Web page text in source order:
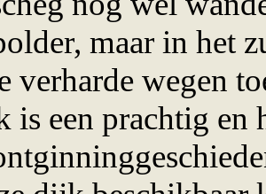
maar in het
verharde wegen
is een prachtig en